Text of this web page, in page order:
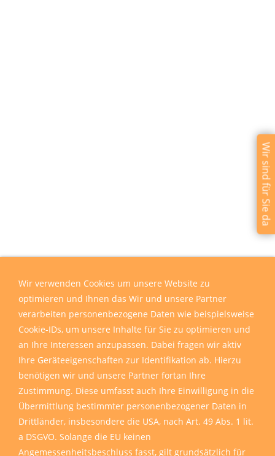
Wir sind für Sie da
Wir verwenden Cookies um unsere Website zu
optimieren und Ihnen das Wir und unsere Partner
verarbeiten personenbezogene Daten wie beispielsweise
Cookie-IDs, um unsere Inhalte für Sie zu optimieren und
an Ihre Interessen anzupassen. Dabei fragen wir aktiv
Ihre Geräteeigenschaften zur Identifikation ab. Hierzu
benötigen wir und unsere Partner fortan Ihre
Zustimmung. Diese umfasst auch Ihre Einwilligung in die
Übermittlung bestimmter personenbezogener Daten in
Drittländer, insbesondere die USA, nach Art. 49 Abs. 1 lit.
a DSGVO. Solange die EU keinen
Angemessenheitsbeschluss fasst, gilt grundsätzlich für